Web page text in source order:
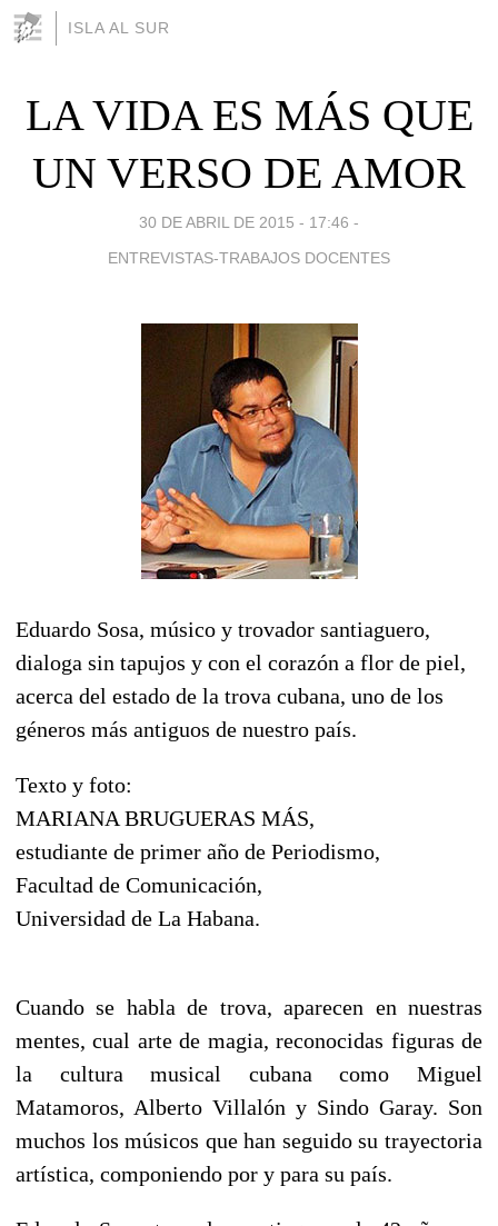
ISLA AL SUR
LA VIDA ES MÁS QUE
UN VERSO DE AMOR
30 DE ABRIL DE 2015 - 17:46 -
ENTREVISTAS-TRABAJOS DOCENTES
Eduardo Sosa, músico y trovador santiaguero,
dialoga sin tapujos y con el corazón a flor de piel,
acerca del estado de la trova cubana, uno de los
géneros más antiguos de nuestro país.
Texto y foto:
MARIANA BRUGUERAS MÁS,
estudiante de primer año de Periodismo,
Facultad de Comunicación,
Universidad de La Habana.
Cuando se habla de trova, aparecen en nuestras
mentes, cual arte de magia, reconocidas figuras de
la cultura musical cubana como Miguel
Matamoros, Alberto Villalón y Sindo Garay. Son
muchos los músicos que han seguido su trayectoria
artística, componiendo por y para su país.